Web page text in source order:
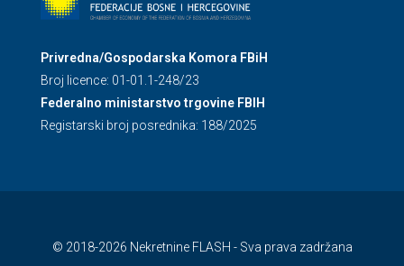
Privredna/Gospodarska Komora FBiH
Broj licence: 01-01.1-248/23
Federalno ministarstvo trgovine FBIH
Registarski broj posrednika: 188/2025
© 2018-2026 Nekretnine FLASH - Sva prava zadržana